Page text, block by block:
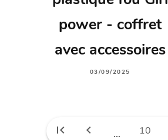
power - coffret
avec accessoires
03/09/2025
first_page chevron_left ... 10